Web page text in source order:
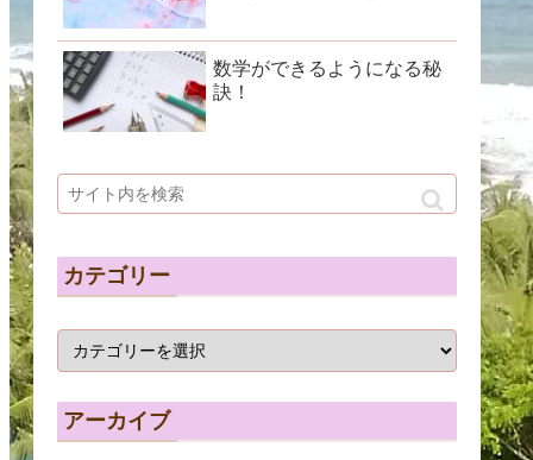
数学ができるようになる秘
訣！
カテゴリー
アーカイブ